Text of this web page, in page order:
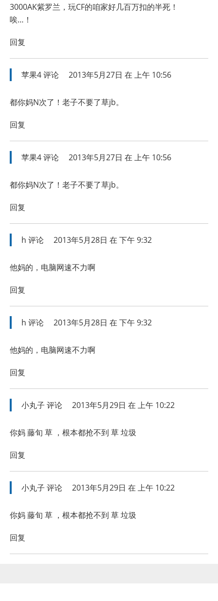
3000AK紫罗兰，玩CF的咱家好几百万扣的半死！
唉…！
回复
苹果4评论 2013年5月27日 在 上午 10:56
都你妈N次了！老子不要了草jb。
回复
苹果4评论 2013年5月27日 在 上午 10:56
都你妈N次了！老子不要了草jb。
回复
h 评论 2013年5月28日 在 下午 9:32
他妈的，电脑网速不力啊
回复
h 评论 2013年5月28日 在 下午 9:32
他妈的，电脑网速不力啊
回复
小丸子 评论 2013年5月29日 在 上午 10:22
你妈 藤旬 草 ，根本都抢不到 草 垃圾
回复
小丸子 评论 2013年5月29日 在 上午 10:22
你妈 藤旬 草 ，根本都抢不到 草 垃圾
回复